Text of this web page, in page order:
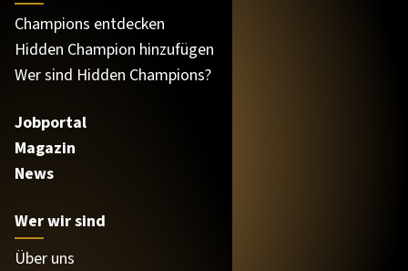
Champions entdecken
Hidden Champion hinzufügen
Wer sind Hidden Champions?
Jobportal
Magazin
News
Wer wir sind
Über uns